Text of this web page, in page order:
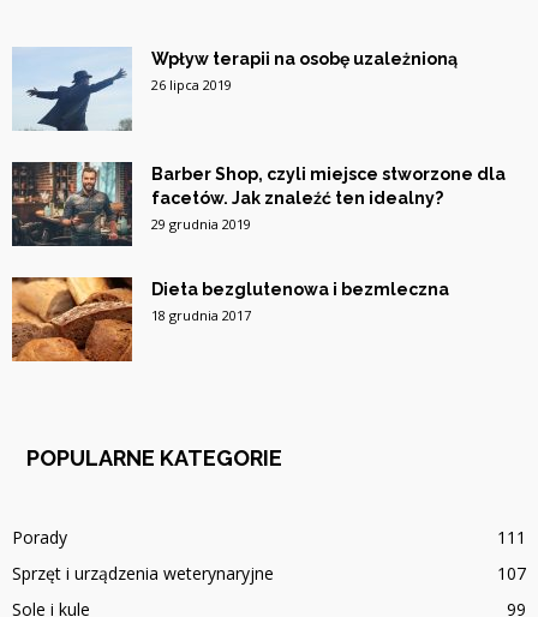
Wpływ terapii na osobę uzależnioną
26 lipca 2019
Barber Shop, czyli miejsce stworzone dla
facetów. Jak znaleźć ten idealny?
29 grudnia 2019
Dieta bezglutenowa i bezmleczna
18 grudnia 2017
POPULARNE KATEGORIE
Porady
111
Sprzęt i urządzenia weterynaryjne
107
Sole i kule
99